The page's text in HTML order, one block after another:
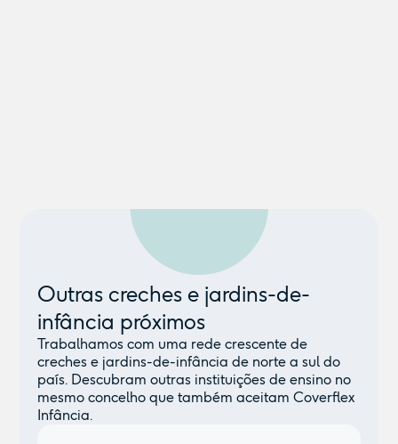
Outras creches e jardins-de-
infância próximos
Trabalhamos com uma rede crescente de
creches e jardins-de-infância de norte a sul do
país. Descubram outras instituições de ensino no
mesmo concelho que também aceitam Coverflex
Infância.